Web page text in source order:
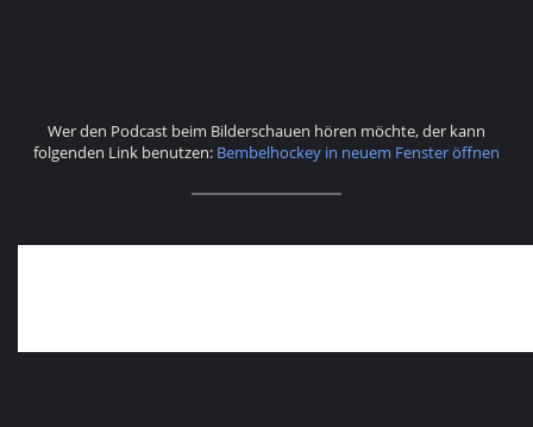
Wer den Podcast beim Bilderschauen hören möchte, der kann
folgenden Link benutzen: Bembelhockey in neuem Fenster öffnen